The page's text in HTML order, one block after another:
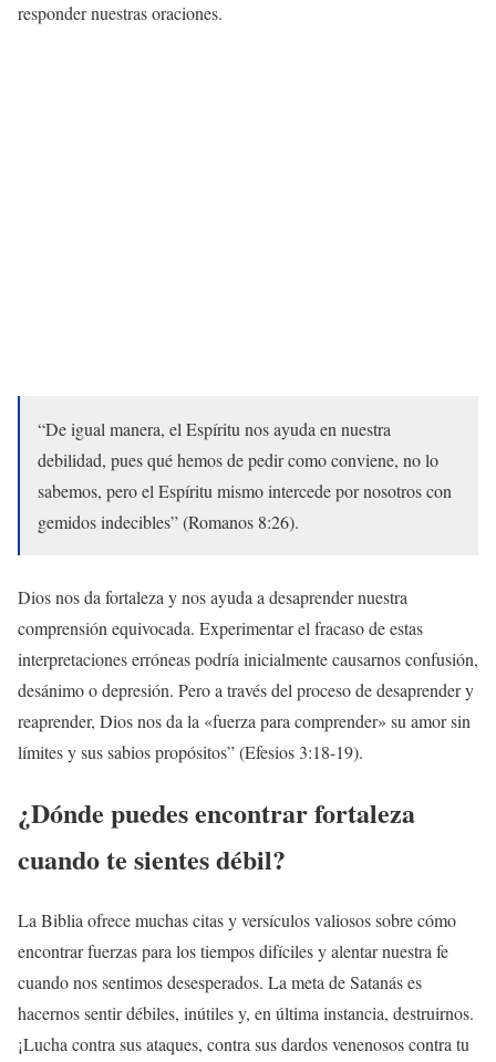
responder nuestras oraciones.
“De igual manera, el Espíritu nos ayuda en nuestra
debilidad, pues qué hemos de pedir como conviene, no lo
sabemos, pero el Espíritu mismo intercede por nosotros con
gemidos indecibles” (Romanos 8:26).
Dios nos da fortaleza y nos ayuda a desaprender nuestra
comprensión equivocada. Experimentar el fracaso de estas
interpretaciones erróneas podría inicialmente causarnos confusión,
desánimo o depresión. Pero a través del proceso de desaprender y
reaprender, Dios nos da la «fuerza para comprender» su amor sin
límites y sus sabios propósitos” (Efesios 3:18-19).
¿Dónde puedes encontrar fortaleza
cuando te sientes débil?
La Biblia ofrece muchas citas y versículos valiosossobre cómo
encontrar fuerzas para los tiempos difíciles y alentar nuestra fe
cuando nos sentimos desesperados. La meta de Satanás es
hacernos sentir débiles, inútiles y, en última instancia, destruirnos.
¡Lucha contra sus ataques, contra sus dardos venenosos contra tu